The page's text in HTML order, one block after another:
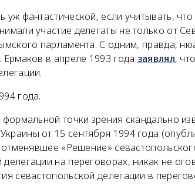
фантастической, если учитывать,
участие делегаты не только от
парламента. С одним, правда,
в апреле 1993 года заявлял,
года.
точки зрения скандально
от 15 сентября 1994 года
«Решение»
на переговорах, никак не
севастопольской делегации в